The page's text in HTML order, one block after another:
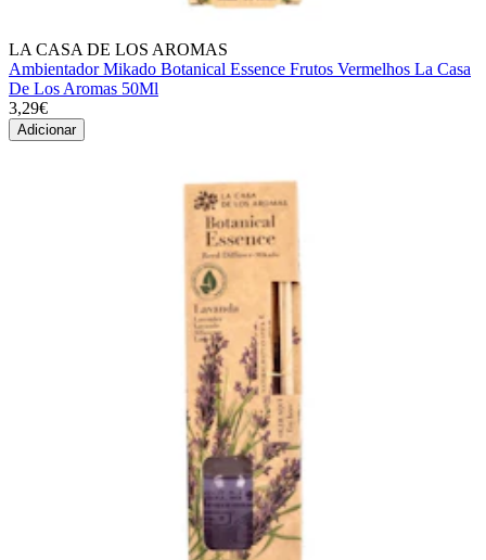
LA CASA DE LOS AROMAS
Ambientador Mikado Botanical Essence Frutos Vermelhos La Casa
De Los Aromas 50Ml
3,29€
Adicionar